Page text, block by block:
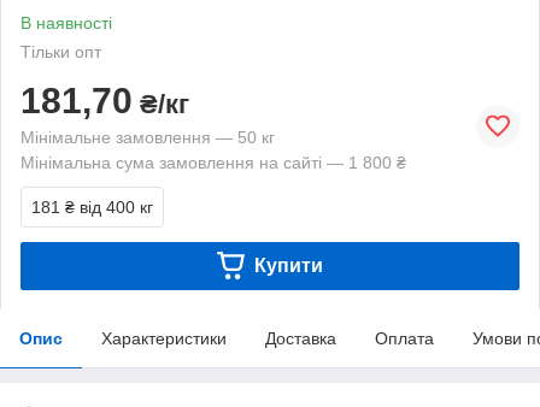
В наявності
Тільки опт
181,70 ₴/кг
Мінімальне замовлення — 50 кг
Мінімальна сума замовлення на сайті — 1 800 ₴
181 ₴ від 400 кг
Купити
Опис Характеристики Доставка Оплата Умови